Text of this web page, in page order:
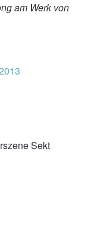
am Werk von
Sekt